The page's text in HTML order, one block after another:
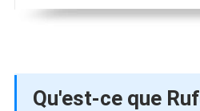
Qu'est-ce que